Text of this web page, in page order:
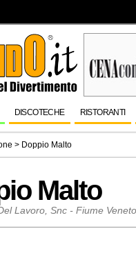
DISCOTECHE RISTORANTI
> Doppio Malto
Malto
Lavoro, Snc - Fiume